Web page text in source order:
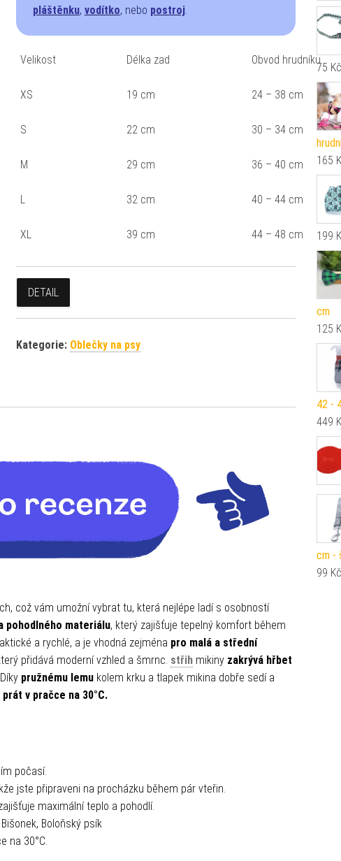
pláštěnku, vodítko, nebo postroj.
Velikost Délka zad Obvod hrudníku
XS 19 cm 24 – 38 cm
S 22 cm 30 – 34 cm
M 29 cm 36 – 40 cm
L 32 cm 40 – 44 cm
XL 39 cm 44 – 48 cm
DETAIL
Kategorie: Oblečky na psy
což vám umožní vybrat tu, která nejlépe ladí s osobností
pohodlného materiálu, který zajišťuje tepelný komfort během
a rychlé, a je vhodná zejména pro malá a střední
přidává moderní vzhled a šmrnc. střih mikiny zakrývá hřbet
pružnému lemu kolem krku a tlapek mikina dobře sedí a
prát v pračce na 30°C.
počasí.
jste připraveni na procházku během pár vteřin.
maximální teplo a pohodlí.
Boloňský psík
na 30°C.
75 Kč
165
199
cm
125
42 -
449
cm -
99 Kč